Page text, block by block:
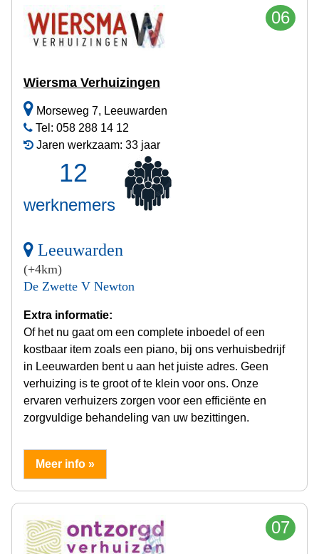
06
Wiersma Verhuizingen
Morseweg 7, Leeuwarden
Tel: 058 288 14 12
Jaren werkzaam: 33 jaar
12
werknemers
Leeuwarden
(+4km)
De Zwette V Newton
Extra informatie:
Of het nu gaat om een complete inboedel of een
kostbaar item zoals een piano, bij ons verhuisbedrijf
in Leeuwarden bent u aan het juiste adres. Geen
verhuizing is te groot of te klein voor ons. Onze
ervaren verhuizers zorgen voor een efficiënte en
zorgvuldige behandeling van uw bezittingen.
Meer info »
07